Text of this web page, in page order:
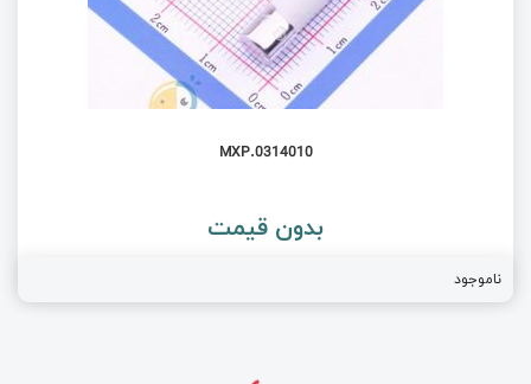
0314010.MXP
بدون قیمت
ناموجود